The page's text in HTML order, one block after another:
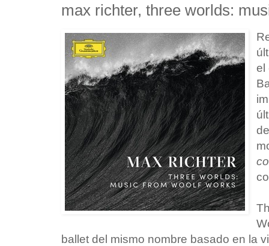
max richter, three worlds:
el
ballet del mismo nombre basado en la